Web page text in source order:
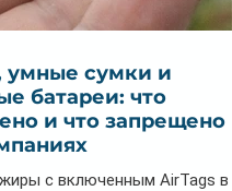
умные сумки и
батареи: что
и что запрещено в
с включенным AirTags в